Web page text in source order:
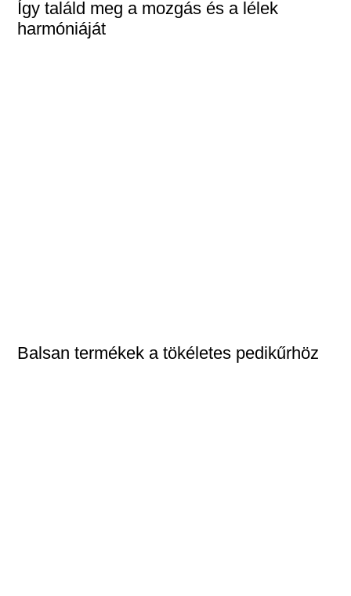
Így találd meg a mozgás és a lélek
harmóniáját
Balsan termékek a tökéletes pedikűrhöz